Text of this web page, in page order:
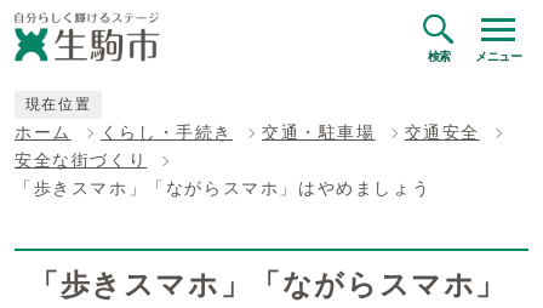
検索 メニュー
現在位置
ホーム くらし・手続き 交通・駐車場
交通安全
安全な街づくり
「歩きスマホ」「ながらスマホ」はやめましょう
「歩きスマホ」「ながらスマホ」